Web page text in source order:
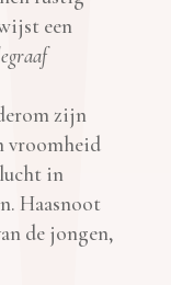
een
zijn
vroomheid
in
Haasnoot
de jongen,